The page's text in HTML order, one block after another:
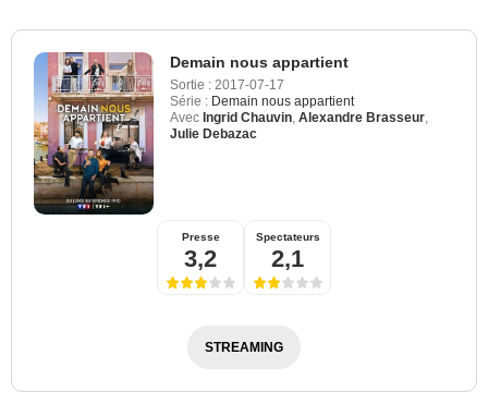
Demain nous appartient
Sortie : 2017-07-17
Série : Demain nous appartient
Avec Ingrid Chauvin Alexandre Brasseur
Julie Debazac
Presse
3,2
Spectateurs
2,1
STREAMING